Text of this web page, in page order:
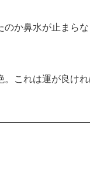
か鼻水が止まらな
これは運が良けれ